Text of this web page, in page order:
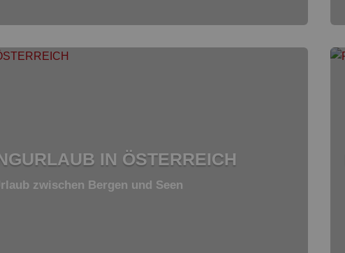
IN ÖSTERREICH
zwischen Bergen und Seen